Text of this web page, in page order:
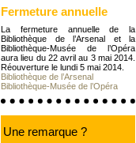
Fermeture annuelle
La fermeture annuelle de la
Bibliothèque de l’Arsenal et la
Bibliothèque-Musée de l’Opéra
aura lieu du 22 avril au 3 mai 2014.
Réouverture le lundi 5 mai 2014.
Bibliothèque de l’Arsenal
Bibliothèque-Musée de l’Opéra
Une remarque ?